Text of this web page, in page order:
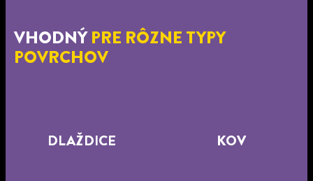
VHODNÝ PRE RÔZNE TYPY
POVRCHOV
DLAŽDICE KOV